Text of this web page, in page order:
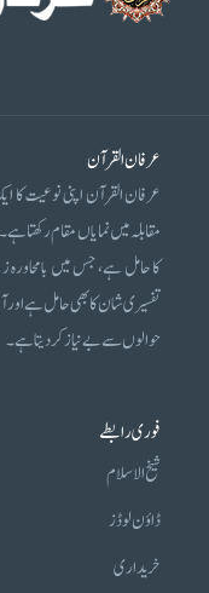
عرفان القرآن
عرفان القرآن اپنی نوعیت کا
مقابلہ میں نمایاں مقام رکھتا
کا حامل ہے، جس میں
تفسیری شان کا بھی حامل ہے
حوالوں سے بے نیاز کر دیتا ہے۔
فوری رابطے
شیخ الاسلام
ڈاؤن لوڈز
خریداری